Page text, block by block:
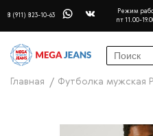
8 (911) 823-10-63
Режим
пт 11.00-
Главная Футболка мужская